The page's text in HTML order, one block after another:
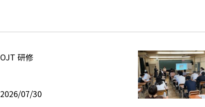
OJT 研修
2026/07/30